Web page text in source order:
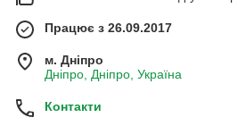
Працює з 26.09.2017
м. Дніпро
Дніпро, Дніпро, Україна
Контакти